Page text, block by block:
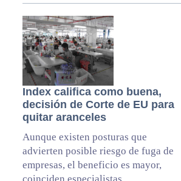
Index califica como buena,
decisión de Corte de EU para
quitar aranceles
Aunque existen posturas que
advierten posible riesgo de fuga de
empresas, el beneficio es mayor,